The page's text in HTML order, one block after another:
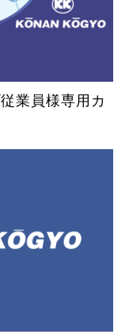
業員様専用カ